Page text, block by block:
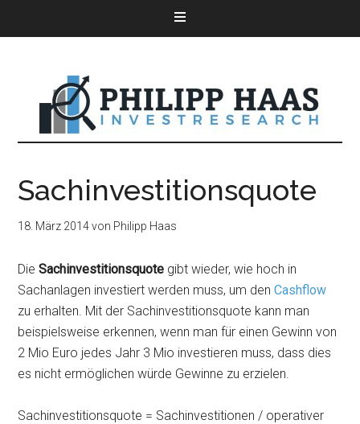
Sachinvestitionsquote
18. März 2014von Philipp Haas
DieSachinvestitionsquote gibt wieder, wie hoch in
Sachanlagen investiert werden muss, um denCashflow
zu erhalten. Mit der Sachinvestitionsquote kann man
beispielsweise erkennen, wenn man für einen Gewinn von
2 Mio Euro jedes Jahr 3 Mio investieren muss, dass dies
es nicht ermöglichen würde Gewinne zu erzielen.
Sachinvestitionsquote = Sachinvestitionen / operativer